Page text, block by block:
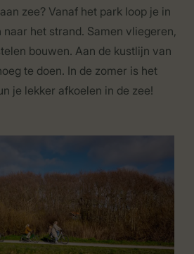
zee? Vanaf het park loop je in
het strand. Samen vliegeren,
bouwen. Aan de kustlijn van
te doen. In de zomer is het
je lekker afkoelen in de zee!